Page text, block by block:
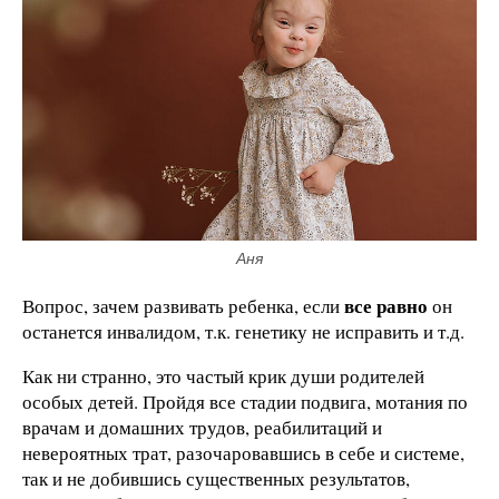
Аня
Вопрос, зачем развивать ребенка, есливсе равно он
останется инвалидом, т.к. генетику не исправить и т.д.
Как ни странно, это частый крик души родителей
особых детей. Пройдя все стадии подвига, мотания по
врачам и домашних трудов, реабилитаций и
невероятных трат, разочаровавшись в себе и системе,
так и не добившись существенных результатов,